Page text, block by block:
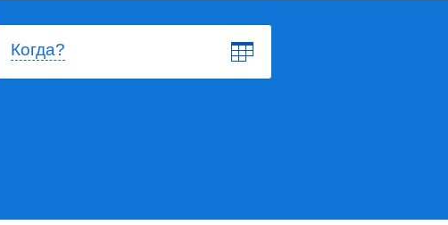
Когда?